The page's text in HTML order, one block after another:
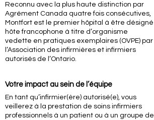
Reconnu avec la plus haute distinction par
Agrément Canada quatre fois consécutives,
Montfort est le premier hôpital à être désigné
hôte francophone à titre d’organisme
vedette en pratiques exemplaires (OVPE) par
l’Association des infirmières et infirmiers
autorisés de l’Ontario.
Votre impact au sein de l’équipe
En tant qu’infirmier(ère) autorisé(e), vous
veillerez à la prestation de soins infirmiers
professionnels à un patient ou à un groupe de